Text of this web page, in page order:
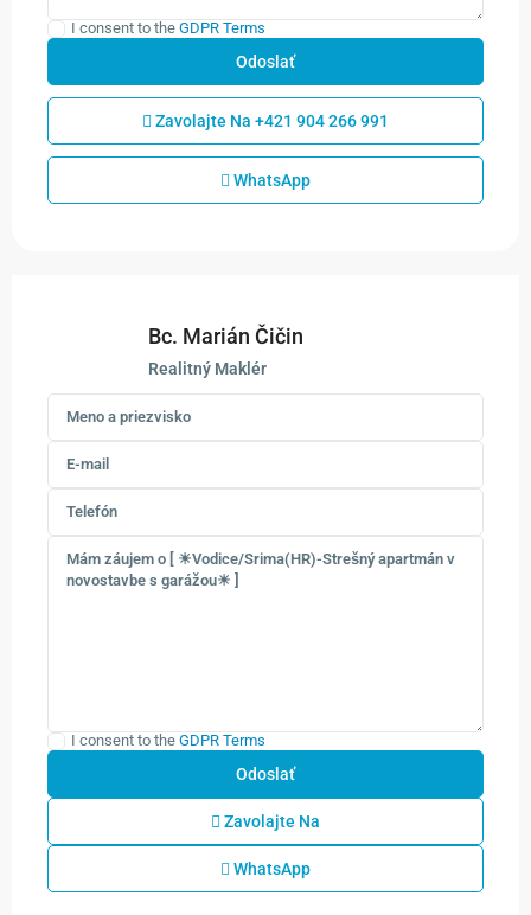
I consent to the GDPR Terms
Zavolajte Na +421 904 266 991
WhatsApp
Bc. Marián Čičin
Realitný Maklér
I consent to the GDPR Terms
Zavolajte Na
WhatsApp